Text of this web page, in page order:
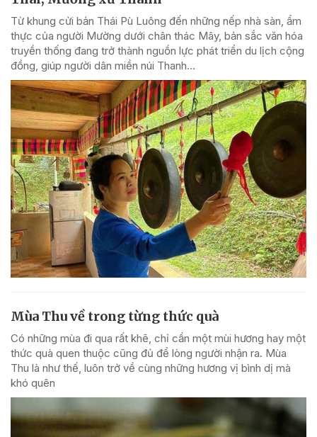
Từ khung cửi bản Thái Pù Luông đến những nếp nhà sàn, ẩm
thực của người Mường dưới chân thác Mây, bản sắc văn hóa
truyền thống đang trở thành nguồn lực phát triển du lịch cộng
đồng, giúp người dân miền núi Thanh...
Mùa Thu về trong từng thức quà
Có những mùa đi qua rất khẽ, chỉ cần một mùi hương hay một
thức quà quen thuộc cũng đủ để lòng người nhận ra. Mùa
Thu là như thế, luôn trở về cùng những hương vị bình dị mà
khó quên